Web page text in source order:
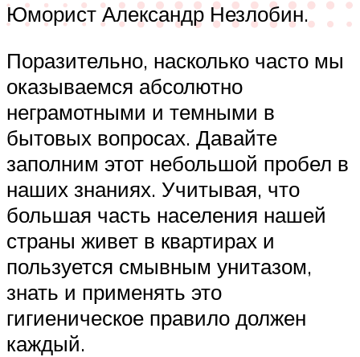
Юморист Александр Незлобин.
Поразительно, насколько часто мы
оказываемся абсолютно
неграмотными и темными в
бытовых вопросах. Давайте
заполним этот небольшой пробел в
наших знаниях. Учитывая, что
большая часть населения нашей
страны живет в квартирах и
пользуется смывным унитазом,
знать и применять это
гигиеническое правило должен
каждый.